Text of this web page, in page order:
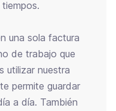
una sola factura
de trabajo que
utilizar nuestra
permite guardar
a día. También